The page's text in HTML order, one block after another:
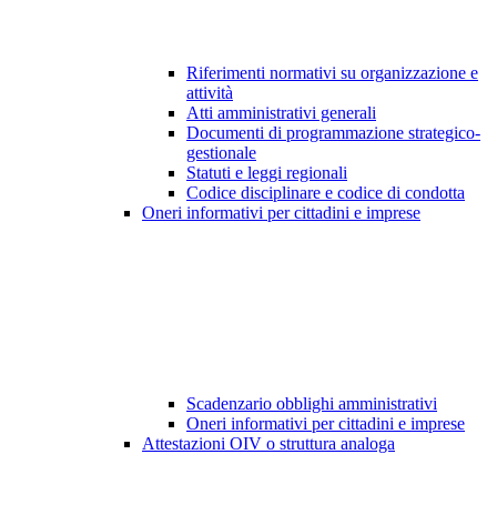
Riferimenti normativi su organizzazione e
attività
Atti amministrativi generali
Documenti di programmazione strategico-
gestionale
Statuti e leggi regionali
Codice disciplinare e codice di condotta
Oneri informativi per cittadini e imprese
Scadenzario obblighi amministrativi
Oneri informativi per cittadini e imprese
Attestazioni OIV o struttura analoga